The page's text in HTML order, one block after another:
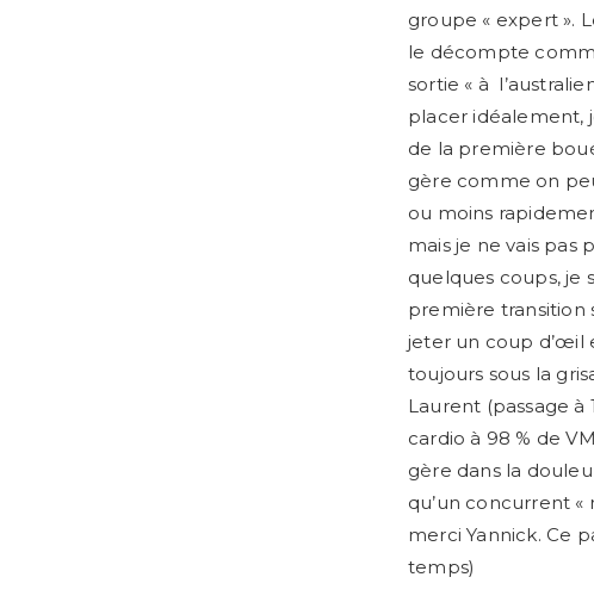
groupe « expert ».
le décompte
sortie « à
placer idéalement,
de la première
gère comme on
ou moins
mais je ne vais pas
quelques coups, je
première transition
jeter un coup d’œil
toujours sous la
Laurent (passage
cardio à 98 % de
gère dans la
qu’un concurrent
merci Yannick. Ce
temps)